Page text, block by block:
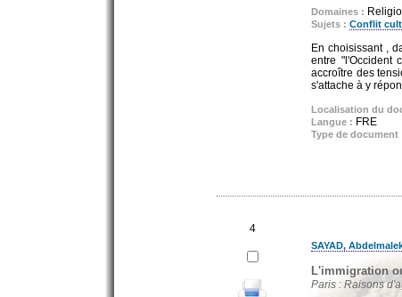
Domaines :
Sujets : Conflit
En choisissant ,
entre "l'Occident
accroître des
s'attache à y
Localisation du
Langue : FRE
Type de document
4
SAYAD,
L'immigration
Paris : Raisons